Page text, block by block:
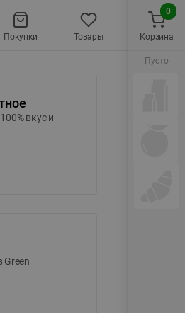
Покупки Товары
вкус и
Green
Корзина
0
Пусто